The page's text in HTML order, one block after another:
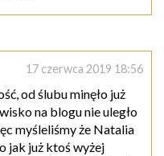
17 czerwca 2019 18:56
od ślubu minęło już
na blogu nie uległo
myśleliśmy że Natalia
jak już ktoś wyżej